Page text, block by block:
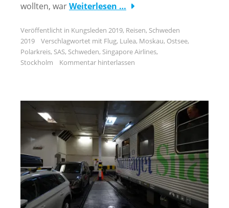
wollten, warWeiterlesen …
Veröffentlicht in Kungsleden 2019, Reisen, Schweden
2019
Verschlagwortet mit Flug, Lulea, Moskau, Ostsee,
Polarkreis, SAS, Schweden, Singapore Airlines,
Stockholm
Kommentar hinterlassen